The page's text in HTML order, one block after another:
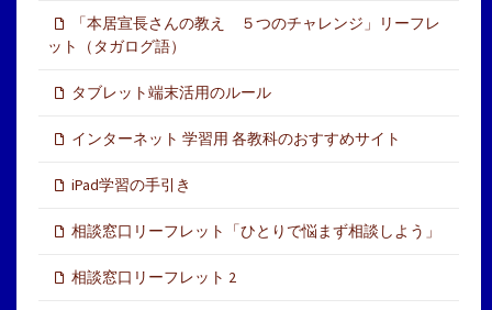
「本居宣長さんの教え ５つのチャレンジ」リーフレ
ット（タガログ語）
タブレット端末活用のルール
インターネット 学習用 各教科のおすすめサイト
iPad学習の手引き
相談窓口リーフレット「ひとりで悩まず相談しよう」
相談窓口リーフレット 2